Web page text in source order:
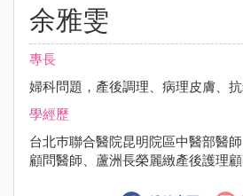
余雅雯
專長
婦科問題，產後調理、病理皮膚、
學經歷
台北巿聯合醫院昆明院區中醫部醫
顧問醫師、蘆洲長榮麗緻產後護理